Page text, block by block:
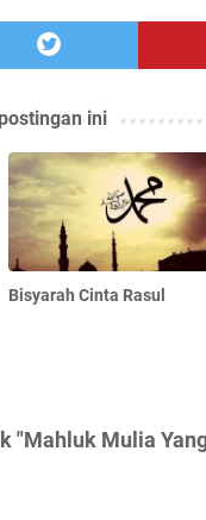
ini
Bisyarah Cinta Rasul
"Mahluk Mulia